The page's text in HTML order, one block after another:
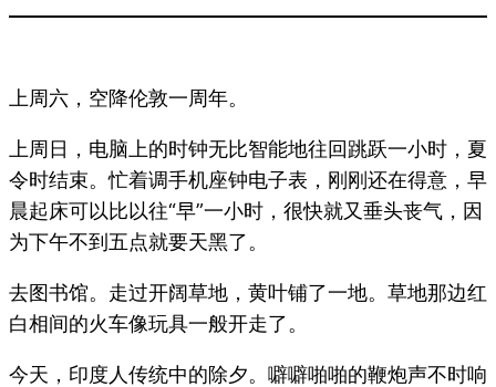
上周六，空降伦敦一周年。
上周日，电脑上的时钟无比智能地往回跳跃一小时，夏
令时结束。忙着调手机座钟电子表，刚刚还在得意，早
晨起床可以比以往“早”一小时，很快就又垂头丧气，因
为下午不到五点就要天黑了。
去图书馆。走过开阔草地，黄叶铺了一地。草地那边红
白相间的火车像玩具一般开走了。
今天，印度人传统中的除夕。噼噼啪啪的鞭炮声不时响